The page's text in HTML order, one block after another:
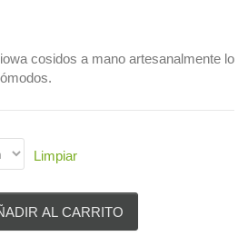
cosidos a mano artesanalmente lo
Limpiar
AL CARRITO